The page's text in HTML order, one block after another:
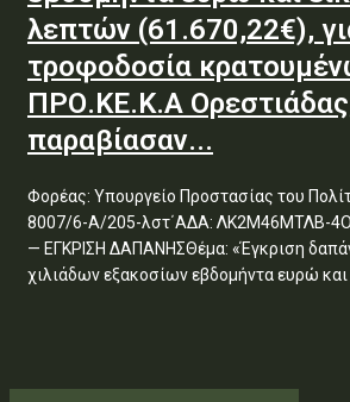
λεπτών (61.670,22€),
τροφοδοσία
ΠΡΟ.ΚΕ.Κ.Α
παραβίασαν...
Φορέας: Υπουργείο Προστασίας του
8007/6-Α/205-λστ΄ΑΔΑ: ΛΚ2Μ46ΜΤΛΒ-
— ΕΓΚΡΙΣΗ ΔΑΠΑΝΗΣΘέμα: «Έγκριση
χιλιάδων εξακοσίων εβδομήντα ευρώ και